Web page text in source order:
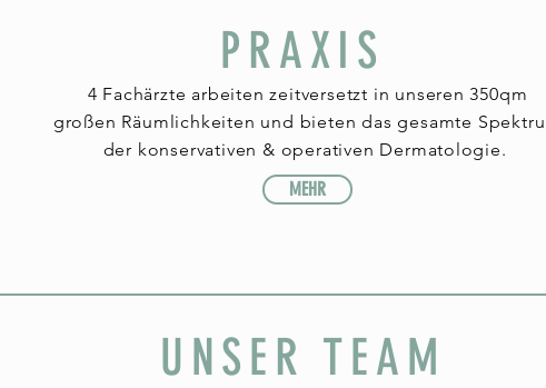
PRAXIS
4 Fachärzte arbeiten zeitversetzt in unseren 350qm
großen Räumlichkeiten und bieten das gesamte
der konservativen & operativen Dermatologie.
MEHR
UNSER TEAM